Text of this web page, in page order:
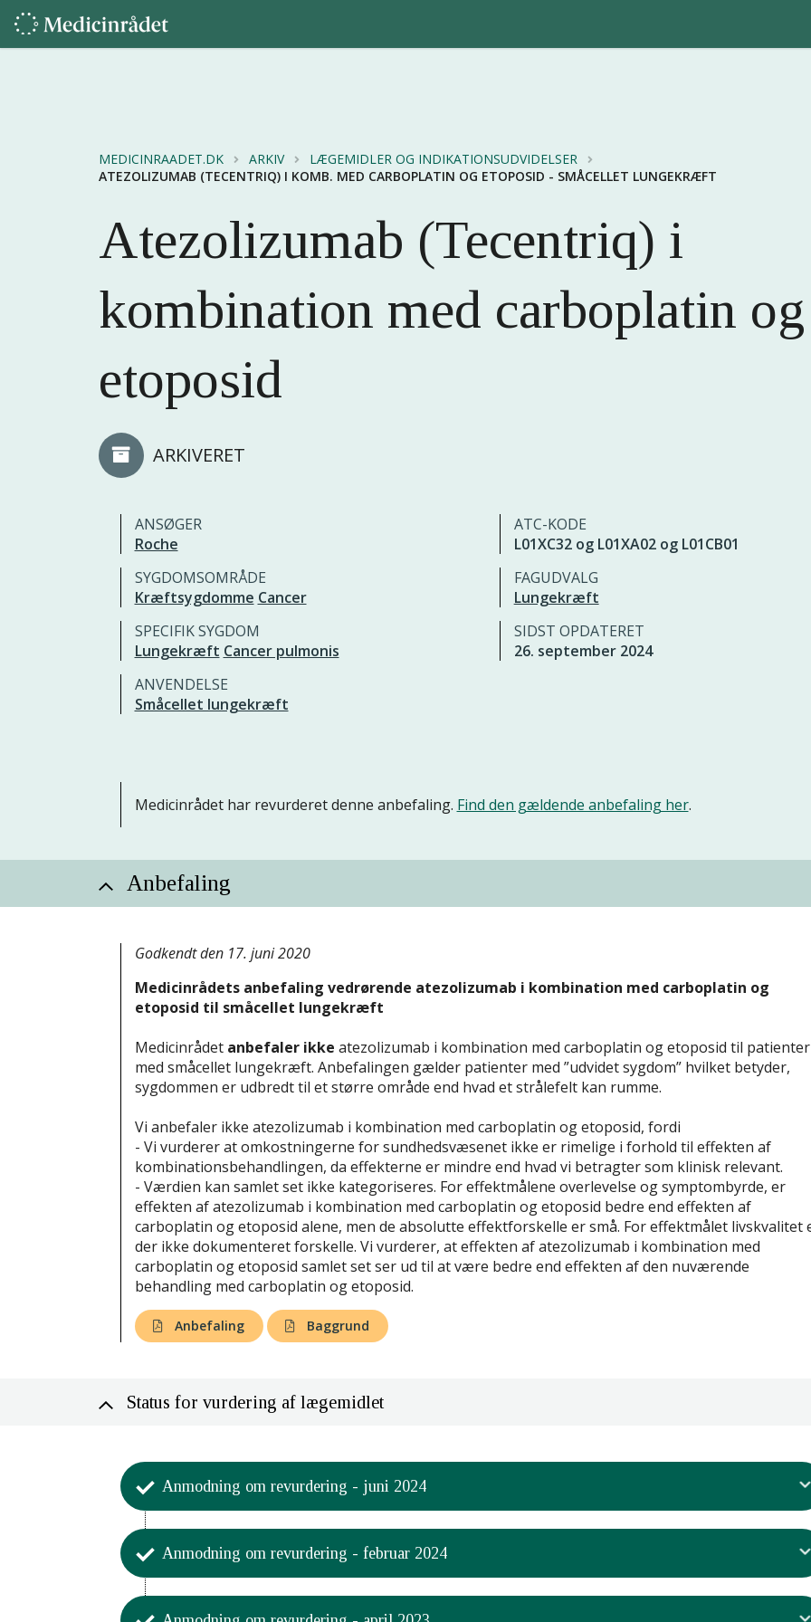
MEDICINRAADET.DK ARKIV
LÆGEMIDLER OG INDIKATIONSUDVIDELSER
ATEZOLIZUMAB (TECENTRIQ) I KOMB. MED CARBOPLATIN OG ETOPOSID - SMÅCELLET LUNGEKRÆFT
Atezolizumab (Tecentriq) i
kombination med carboplatin og
etoposid
ARKIVERET
ANSØGER
Roche
ATC-KODE
L01XC32 og L01XA02 og L01CB01
SYGDOMSOMRÅDE
Kræftsygdomme Cancer
FAGUDVALG
Lungekræft
SPECIFIK SYGDOM
Lungekræft Cancer pulmonis
SIDST OPDATERET
26. september 2024
ANVENDELSE
Småcellet lungekræft
Medicinrådet har revurderet denne anbefaling. Find den gældende anbefaling her.
Anbefaling
Godkendt den 17. juni 2020
Medicinrådets anbefaling vedrørende atezolizumab i kombination med carboplatin og
etoposid til småcellet lungekræft
Medicinrådet anbefaler ikke atezolizumab i kombination med carboplatin og etoposid til patienter
med småcellet lungekræft. Anbefalingen gælder patienter med ”udvidet sygdom” hvilket betyder,
sygdommen er udbredt til et større område end hvad et strålefelt kan rumme.
Vi anbefaler ikke atezolizumab i kombination med carboplatin og etoposid, fordi
- Vi vurderer at omkostningerne for sundhedsvæsenet ikke er rimelige i forhold til effekten af
kombinationsbehandlingen, da effekterne er mindre end hvad vi betragter som klinisk relevant.
- Værdien kan samlet set ikke kategoriseres. For effektmålene overlevelse og symptombyrde, er
effekten af atezolizumab i kombination med carboplatin og etoposid bedre end effekten af
carboplatin og etoposid alene, men de absolutte effektforskelle er små. For effektmålet livskvalitet
der ikke dokumenteret forskelle. Vi vurderer, at effekten af atezolizumab i kombination med
carboplatin og etoposid samlet set ser ud til at være bedre end effekten af den nuværende
behandling med carboplatin og etoposid.
Anbefaling Baggrund
Status for vurdering af lægemidlet
Anmodning om revurdering - juni 2024
Aktivitet
Formandskabet har besluttet, at der skal igangsættes en revurdering
12. juni 2024.
Anmodning om revurdering - februar 2024
Aktivitet